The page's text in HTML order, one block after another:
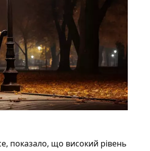
показало, що високий рівень